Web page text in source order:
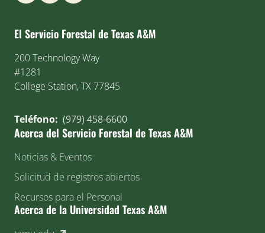
El Servicio Forestal de Texas A&M
200 Technology Way
#1281
College Station, TX 77845
Teléfono: (979) 458-6600
Acerca del Servicio Forestal de Texas A&M
Noticias & Eventos
Solicitud de registros abiertos
Recursos para el Personal
Acerca de la Universidad Texas A&M